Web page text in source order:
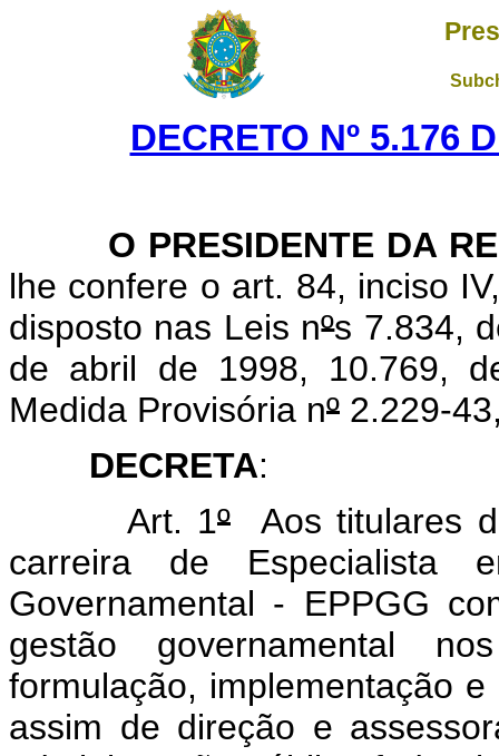
DECRETO Nº 5.176
O PRESIDENTE DA
lhe confere o art. 84, inciso
disposto nas Leis nºs 7.834,
de abril de 1998, 10.769,
Medida Provisória nº 2.229-
DECRETA:
Art. 1º Aos titulares
carreira de Especialista
Governamental - EPPGG
gestão governamental
formulação, implementação
assim de direção e